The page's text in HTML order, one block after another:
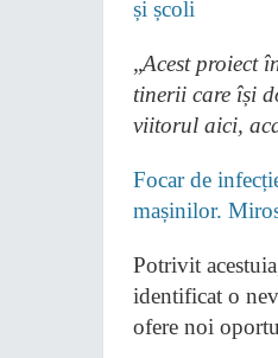
și școli
„Acest proiect
tinerii care își
viitorul aici,
Focar de
mașinilor.
Potrivit
identificat o
ofere noi